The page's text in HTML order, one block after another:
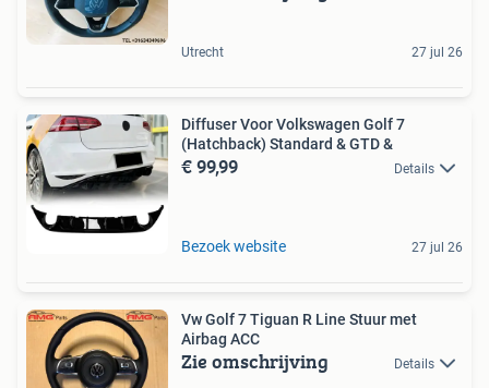
Utrecht 27 jul 26
Diffuser Voor Volkswagen Golf 7
(Hatchback) Standard & GTD &
€ 99,99 Details
Bezoek website 27 jul 26
Vw Golf 7 Tiguan R Line Stuur met
Airbag ACC
Zie omschrijving Details